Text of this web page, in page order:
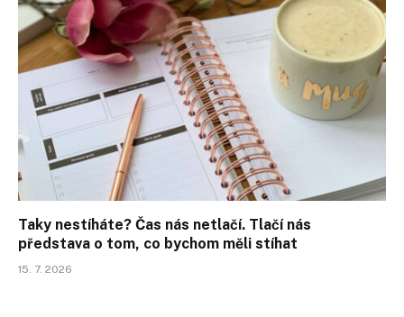
Taky nestíháte? Čas nás netlačí. Tlačí nás
představa o tom, co bychom měli stíhat
15. 7. 2026